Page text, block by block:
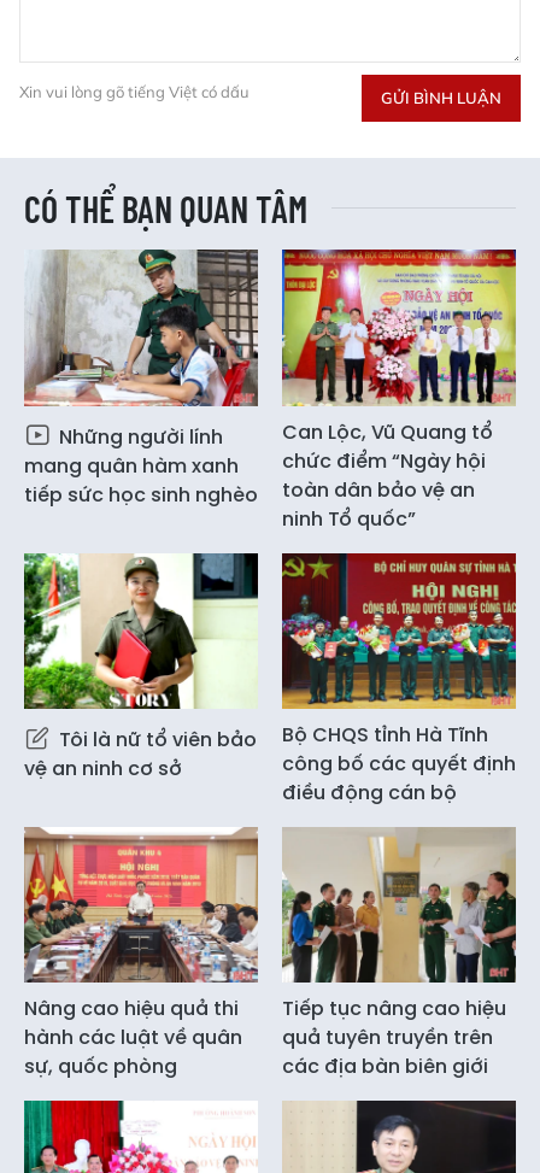
Xin vui lòng gõ tiếng Việt có dấu GỬI BÌNH LUẬN
CÓ THỂ BẠN QUAN TÂM
Những người lính
mang quân hàm xanh
tiếp sức học sinh nghèo
Can Lộc, Vũ Quang tổ
chức điểm “Ngày hội
toàn dân bảo vệ an
ninh Tổ quốc”
Tôi là nữ tổ viên bảo
vệ an ninh cơ sở
Bộ CHQS tỉnh Hà Tĩnh
công bố các quyết định
điều động cán bộ
Nâng cao hiệu quả thi
hành các luật về quân
sự, quốc phòng
Tiếp tục nâng cao hiệu
quả tuyên truyền trên
các địa bàn biên giới